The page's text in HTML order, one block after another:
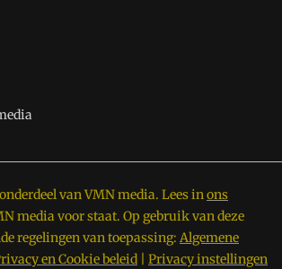
van VMN media. Lees inons
media voor staat. Op gebruik van deze
regelingen van toepassing: Algemene
en Cookie beleid Privacy instellingen